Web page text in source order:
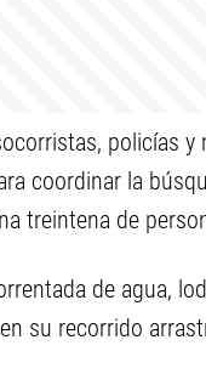
policías y
coordinar la
treintena de
de agua,
su recorrido